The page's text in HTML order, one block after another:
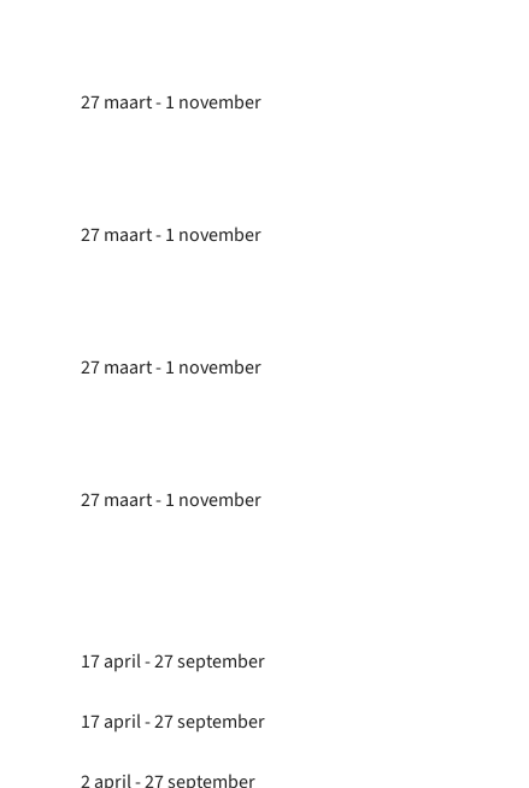
27 maart - 1 november
27 maart - 1 november
27 maart - 1 november
27 maart - 1 november
17 april - 27 september
17 april - 27 september
2 april - 27 september